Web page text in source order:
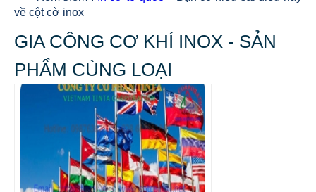
về cột cờ inox
GIA CÔNG CƠ KHÍ INOX - SẢN
PHẨM CÙNG LOẠI